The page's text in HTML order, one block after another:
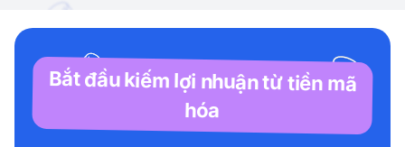
Bắt đầu kiếm lợi nhuận từ tiền mã
hóa